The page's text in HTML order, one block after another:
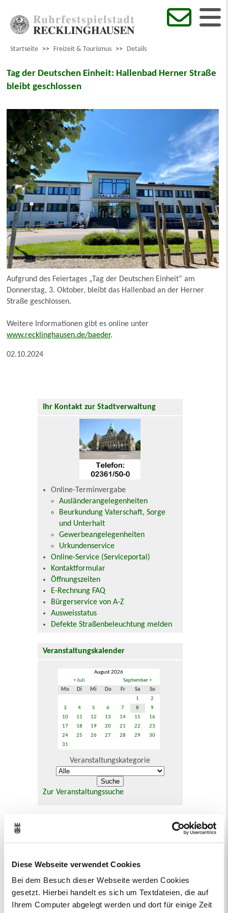
Diese Webseite verwendet Cookies
Bei dem Besuch dieser Webseite werden Cookies
gesetzt. Hierbei handelt es sich um Textdateien, die auf
Ihrem Computer abgelegt werden und dort für einige Zeit
Startseite >> Freizeit & Tourismus >> Details
Tag der Deutschen Einheit: Hallenbad Herner Straße
bleibt geschlossen
Aufgrund des Feiertages „Tag der Deutschen Einheit“ am
Donnerstag, 3. Oktober, bleibt das Hallenbad an der Herner
Straße geschlossen.
Weitere Informationen gibt es online unter
www.recklinghausen.de/baeder.
02.10.2024
Ihr Kontakt zur Stadtverwaltung
Online-Terminvergabe
Ausländerangelegenheiten
Beurkundung Vaterschaft, Sorge
und Unterhalt
Gewerbeangelegenheiten
Urkundenservice
Online-Service (Serviceportal)
Kontaktformular
Öffnungszeiten
E-Rechnung FAQ
Bürgerservice von A-Z
Ausweisstatus
Defekte Straßenbeleuchtung melden
Veranstaltungskalender
August 2026
< Juli
September >
Mo
Di Mi Do Fr Sa
So
1
2
3
4 5 6 7 8
9
10
11 12 13 14 15
16
17
18 19 20 21 22
23
24
25 26 27 28 29
30
31
Veranstaltungskategorie
Zur Veranstaltungssuche
Online-Beteiligungsportal der
Bebauungsplänen und Änderungen zum
Flächennutzungsplan zu beteiligen.